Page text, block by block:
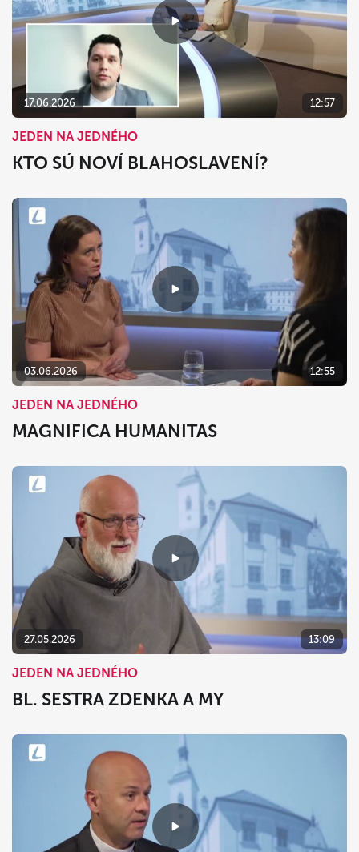
17.06.2026 12:57
JEDEN NA JEDNÉHO
KTO SÚ NOVÍ BLAHOSLAVENÍ?
03.06.2026 12:55
JEDEN NA JEDNÉHO
MAGNIFICA HUMANITAS
27.05.2026 13:09
JEDEN NA JEDNÉHO
BL. SESTRA ZDENKA A MY